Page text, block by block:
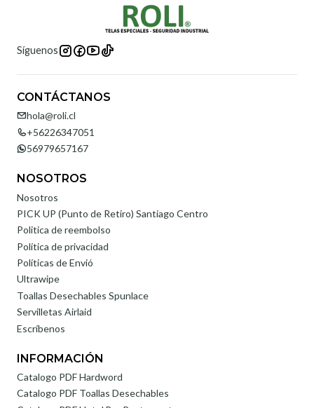
Síguenos
CONTÁCTANOS
hola@roli.cl
+56226347051
56979657167
NOSOTROS
Nosotros
PICK UP (Punto de Retiro) Santiago Centro
Politica de reembolso
Política de privacidad
Políticas de Envió
Ultrawipe
Toallas Desechables Spunlace
Servilletas Airlaid
Escríbenos
INFORMACIÓN
Catalogo PDF Hardword
Catalogo PDF Toallas Desechables